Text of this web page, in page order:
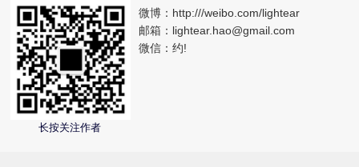
测
视
频
长按关注作者
微博： http:///weibo.com/lightear
邮箱： lightear.hao@gmail.com
微信： 约!